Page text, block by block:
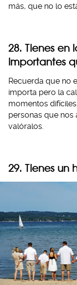
más, que no lo
28. Tienes en
importantes
Recuerda que no
importa pero la
momentos
personas que nos
valóralos.
29. Tienes un